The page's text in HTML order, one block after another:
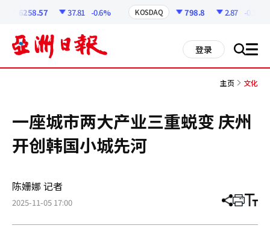
6258.57 37.81 -0.6% KOSDAQ 798.8 2.87 -0.36%
登录 搜 all
主页 文化
一座城市两大产业三重蜕变 庆州
开创韩国小城先河
陈姗娜 记者
2025-11-05 17:00 分
章
打 调
小